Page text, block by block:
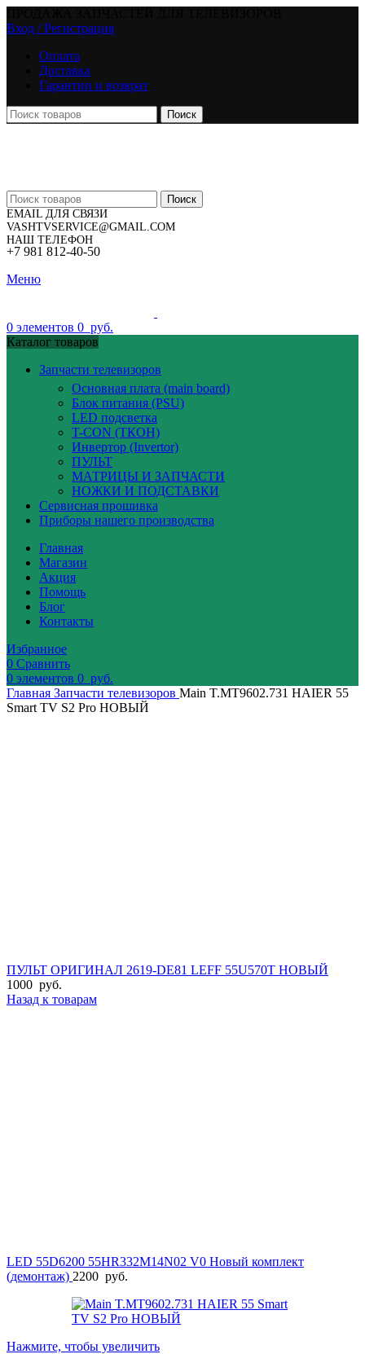
Вход / Регистрация
Оплата
Доставка
Гарантии и возврат
Поиск
Поиск
EMAIL ДЛЯ СВЯЗИ
VASHTVSERVICE@GMAIL.COM
НАШ ТЕЛЕФОН
+7 981 812-40-50
Меню
0 элементов 0 руб.
Каталог товаров
Запчасти телевизоров
Основная плата (main board)
Блок питания (PSU)
LED подсветка
T-CON (ТКОН)
Инвертор (Invertor)
ПУЛЬТ
МАТРИЦЫ И ЗАПЧАСТИ
НОЖКИ И ПОДСТАВКИ
Сервисная прошивка
Приборы нашего производства
Главная
Магазин
Акция
Помощь
Блог
Контакты
Избранное
0 Сравнить
0 элементов 0 руб.
Главная Запчасти телевизоров Main T.MT9602.731 HAIER 55
Smart TV S2 Pro НОВЫЙ
ПУЛЬТ ОРИГИНАЛ 2619-DE81 LEFF 55U570T НОВЫЙ
1000 руб.
Назад к товарам
LED 55D6200 55HR332M14N02 V0 Новый комплект
(демонтаж) 2200 руб.
Нажмите, чтобы увеличить